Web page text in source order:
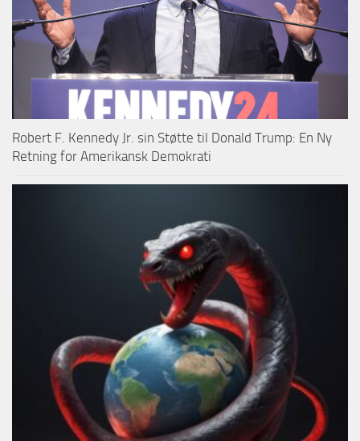
Robert F. Kennedy Jr. sin Støtte til Donald Trump: En Ny
Retning for Amerikansk Demokrati